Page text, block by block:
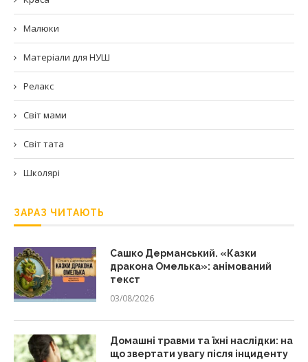
Малюки
Матеріали для НУШ
Релакс
Світ мами
Світ тата
Школярі
ЗАРАЗ ЧИТАЮТЬ
Сашко Дерманський. «Казки
дракона Омелька»: анімований
текст
03/08/2026
Домашні травми та їхні наслідки: на
що звертати увагу після інциденту